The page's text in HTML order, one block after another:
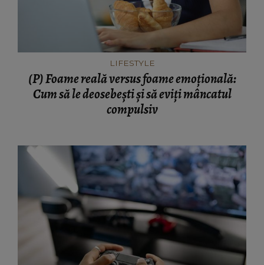
LIFESTYLE
(P) Foame reală versus foame emoțională:
Cum să le deosebești și să eviți mâncatul
compulsiv